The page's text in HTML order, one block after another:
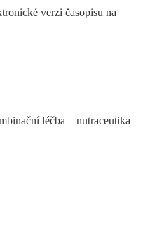
verzi časopisu na
léčba – nutraceutika